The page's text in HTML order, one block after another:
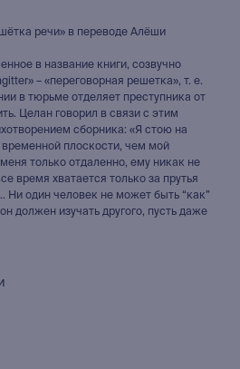
речи» в переводе Алёши
в название книги, созвучно
– «переговорная решетка», т. е.
в тюрьме отделяет преступника от
Целан говорил в связи с этим
сборника: «Я стою на
временной плоскости, чем мой
только отдаленно, ему никак не
время хватается только за прутья
один человек не может быть “как”
должен изучать другого, пусть даже